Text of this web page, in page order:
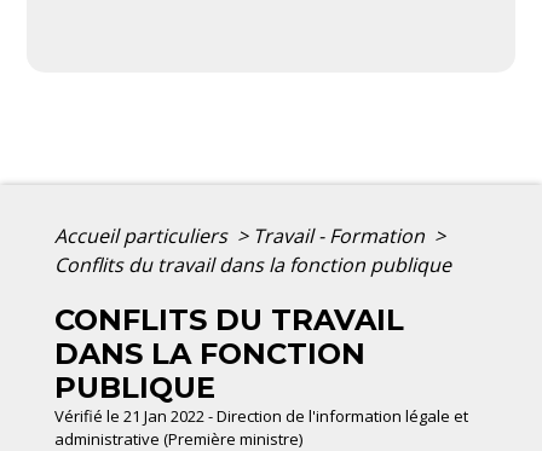
Accueil particuliers > Travail - Formation >
Conflits du travail dans la fonction publique
CONFLITS DU TRAVAIL
DANS LA FONCTION
PUBLIQUE
Vérifié le 21 Jan 2022 - Direction de l'information légale et
administrative (Première ministre)